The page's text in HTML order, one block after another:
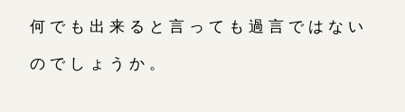
何でも出来ると言っても過言ではない
のでしょうか。